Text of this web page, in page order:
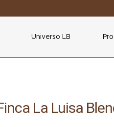
Universo LB
La Luisa